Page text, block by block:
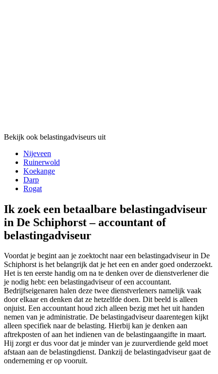
Bekijk ook belastingadviseurs uit
Nijeveen
Ruinerwold
Koekange
Darp
Rogat
Ik zoek een betaalbare belastingadviseur
in De Schiphorst – accountant of
belastingadviseur
Voordat je begint aan je zoektocht naar een belastingadviseur in De
Schiphorst is het belangrijk dat je het een en ander goed onderzoekt.
Het is ten eerste handig om na te denken over de dienstverlener die
je nodig hebt: een belastingadviseur of een accountant.
Bedrijfseigenaren halen deze twee dienstverleners namelijk vaak
door elkaar en denken dat ze hetzelfde doen. Dit beeld is alleen
onjuist. Een accountant houd zich alleen bezig met het uit handen
nemen van je administratie. De belastingadviseur daarentegen kijkt
alleen specifiek naar de belasting. Hierbij kan je denken aan
aftrekposten of aan het indienen van de belastingaangifte in maart.
Hij zorgt er dus voor dat je minder van je zuurverdiende geld moet
afstaan aan de belastingdienst. Dankzij de belastingadviseur gaat de
onderneming er op vooruit.